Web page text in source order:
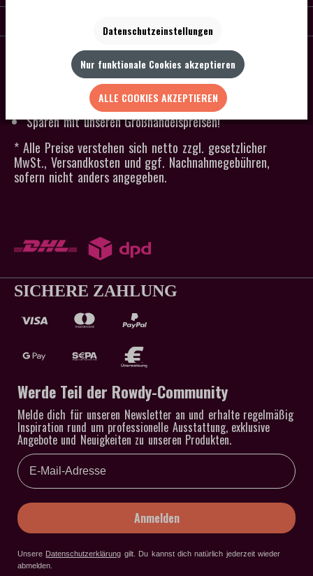
SCHNELLER VERSAND
Kein Mindestbestellwert
Versandkostenfrei ab 300 € Bestellwert
Lagerware an Werktagen in 24h versandfertig
Sparen mit unseren Großhandelspreisen!
* Alle Preise verstehen sich netto zzgl. gesetzlicher
MwSt., Versandkosten und ggf. Nachnahmegebühren,
sofern nicht anders angegeben.
SICHERE ZAHLUNG
Werde Teil der Rowdy-Community
Melde dich für unseren Newsletter an und erhalte regelmäßig
Inspiration rund um professionelle Ausstattung, exklusive
Angebote und Neuigkeiten zu unseren Produkten.
Email
Anmelden
Unsere Datenschutzerklärung gilt. Du kannst dich natürlich jederzeit wieder
abmelden.
Datenschutzeinstellungen
Nur funktionale Cookies akzeptieren
ALLE COOKIES AKZEPTIEREN